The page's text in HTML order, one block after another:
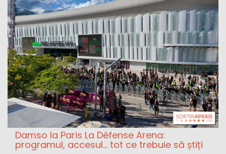
Damso la Paris La Défense Arena:
programul, accesul... tot ce trebuie să știți